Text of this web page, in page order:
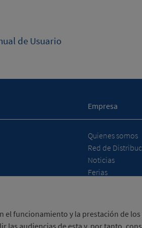
de Usuario
Empresa
Quienes somos
Red de
Noticias
Ferias
funcionamiento y la prestación de
las audiencias de esta y, por tanto,